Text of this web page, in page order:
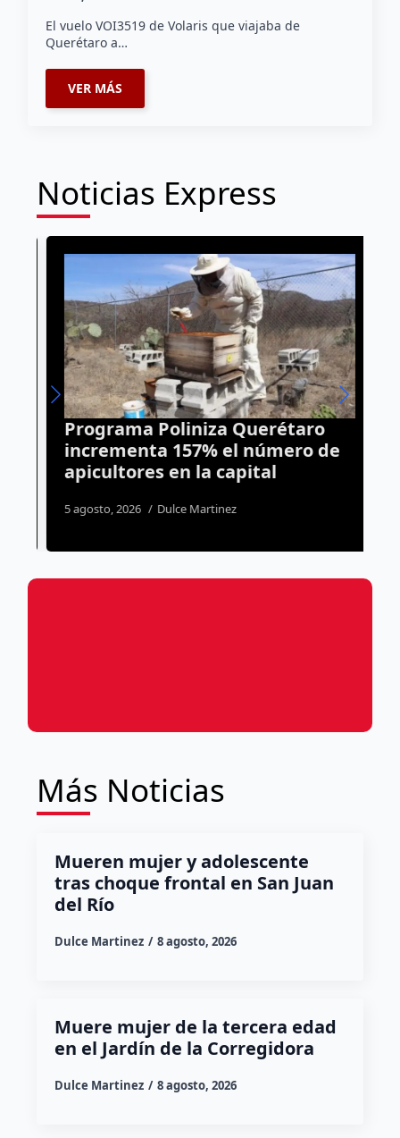
El vuelo VOI3519 de Volaris que viajaba de
Querétaro a…
VER MÁS
Noticias Express
Programa Poliniza Querétaro
incrementa 157% el número de
apicultores en la capital
5 agosto, 2026 Dulce Martinez
Más Noticias
Mueren mujer y adolescente
tras choque frontal en San Juan
del Río
Dulce Martinez 8 agosto, 2026
Muere mujer de la tercera edad
en el Jardín de la Corregidora
Dulce Martinez 8 agosto, 2026